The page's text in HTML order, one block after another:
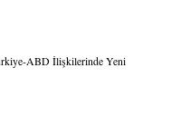
ABD İlişkilerinde Yeni